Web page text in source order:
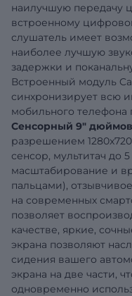
наилучшую передачу
встроенному
слушатель имеет
наиболее лучшую
задержки и
Встроенный модуль
синхронизирует всю
мобильного телефона
Сенсорный 9"
разрешением
сенсор, мультитач до
масштабирование и
пальцами),
на современных
позволяет
качестве, яркие,
экрана позволяют
сидения вашего
экрана на две части,
одновременно